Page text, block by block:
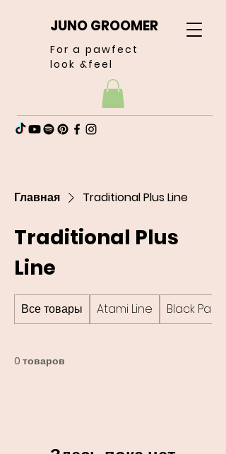
JUNO GROOMER
For a pawfect
look &feel
Главная Traditional Plus Line
Traditional Plus
Line
Все товары Atami Line Black
0 товаров